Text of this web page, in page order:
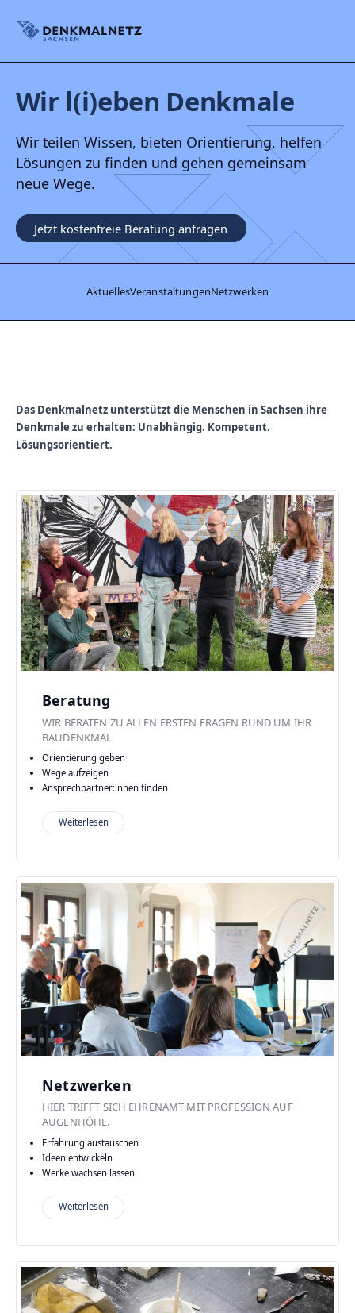
Denkmalnetz Sachsen
Wir l(i)eben Denkmale
Wir teilen Wissen, bieten Orientierung, helfen
Lösungen zu finden und gehen gemeinsam
neue Wege.
Jetzt kostenfreie Beratung anfragen
AktuellesVeranstaltungenNetzwerken
Das Denkmalnetzunterstützt die Menschen in Sachsen ihre
Denkmale zu erhalten: Unabhängig. Kompetent.
Lösungsorientiert.
Beratung
WIR BERATEN ZU ALLEN ERSTEN FRAGEN RUND UM IHR
BAUDENKMAL.
Orientierung geben
Wege aufzeigen
Ansprechpartner:innen finden
Weiterlesen
Netzwerken
HIER TRIFFT SICH EHRENAMT MIT PROFESSION AUF
AUGENHÖHE.
Erfahrung austauschen
Ideen entwickeln
Werke wachsen lassen
Weiterlesen